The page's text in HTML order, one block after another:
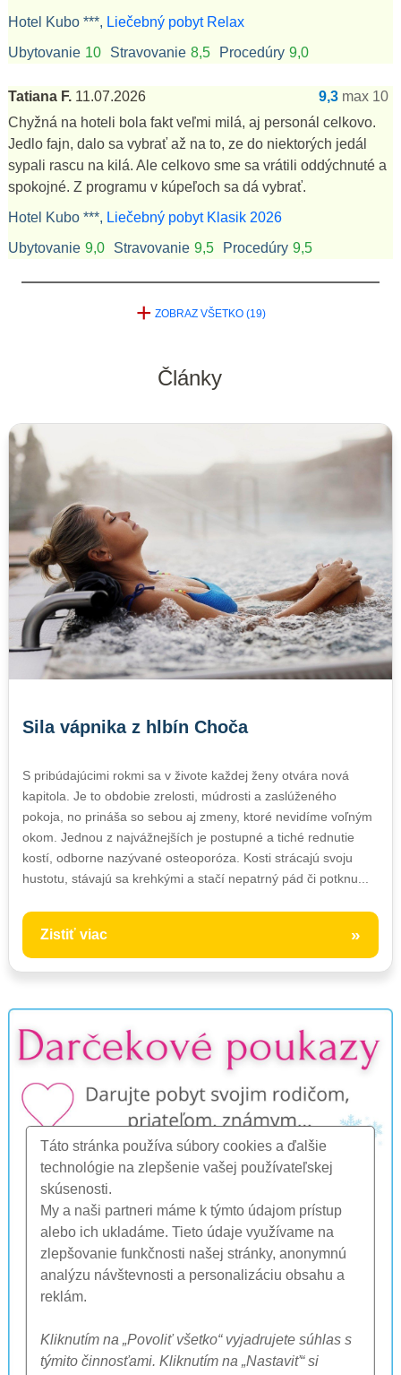
Táto stránka používa súbory cookies a ďalšie
technológie na zlepšenie vašej používateľskej
skúsenosti.
My a naši partneri máme k týmto údajom prístup
alebo ich ukladáme. Tieto údaje využívame na
zlepšovanie funkčnosti našej stránky, anonymnú
analýzu návštevnosti a personalizáciu obsahu a
reklám.
Kliknutím na „Povoliť všetko“ vyjadrujete súhlas s
týmito činnosťami. Kliknutím na „Nastaviť“ si
Hotel Kubo ***, Liečebný pobyt Relax
Ubytovanie 10 Stravovanie 8,5 Procedúry 9,0
Tatiana F. 11.07.2026 9,3 max 10
Chyžná na hoteli bola fakt veľmi milá, aj personál celkovo.
Jedlo fajn, dalo sa vybrať až na to, ze do niektorých jedál
sypali rascu na kilá. Ale celkovo sme sa vrátili oddýchnuté a
spokojné. Z programu v kúpeľoch sa dá vybrať.
Hotel Kubo ***, Liečebný pobyt Klasik 2026
Ubytovanie 9,0 Stravovanie 9,5 Procedúry 9,5
+ ZOBRAZ VŠETKO (19)
Články
Sila vápnika z hlbín Choča
S pribúdajúcimi rokmi sa v živote každej ženy otvára nová
kapitola. Je to obdobie zrelosti, múdrosti a zaslúženého
pokoja, no prináša so sebou aj zmeny, ktoré nevidíme voľným
okom. Jednou z najvážnejších je postupné a tiché rednutie
kostí, odborne nazývané osteoporóza. Kosti strácajú svoju
hustotu, stávajú sa krehkými a stačí nepatrný pád či potknu...
Zistiť viac »